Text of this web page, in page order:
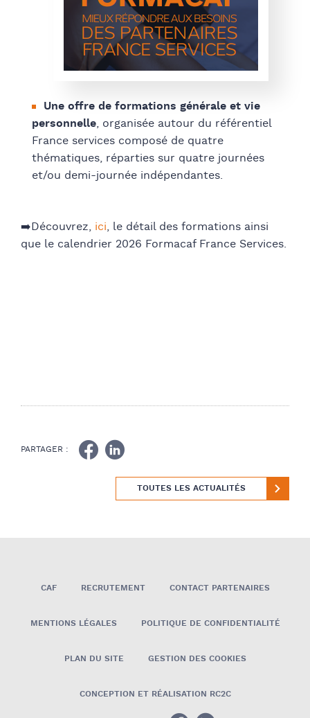
Une offre de formations générale et vie
personnelle, organisée autour du référentiel
France services composé de quatre
thématiques, réparties sur quatre journées
et/ou demi-journée indépendantes.
➡️Découvrez, ici, le détail des formations ainsi
que le calendrier 2026 Formacaf France Services.
PARTAGER :
TOUTES LES ACTUALITÉS
CAF RECRUTEMENT CONTACT PARTENAIRES
MENTIONS LÉGALES POLITIQUE DE CONFIDENTIALITÉ
PLAN DU SITE GESTION DES COOKIES
CONCEPTION ET RÉALISATION RC2C